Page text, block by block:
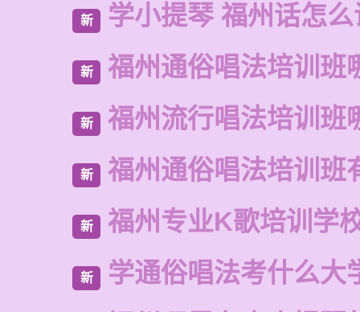
新 学小提琴 福州话怎
新 福州通俗唱法培训班
新 福州流行唱法培训班
新 福州通俗唱法培训班
新 福州专业K歌培训学
新 学通俗唱法考什么大